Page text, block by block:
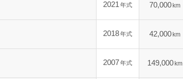
2021 年式 70,000 km
2018年式 42,000 km
2007年式 149,000 km